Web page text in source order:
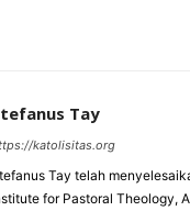
Tay
katolisitas.org
Tay telah
for Pastoral Theology,